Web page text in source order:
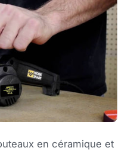
en céramique et